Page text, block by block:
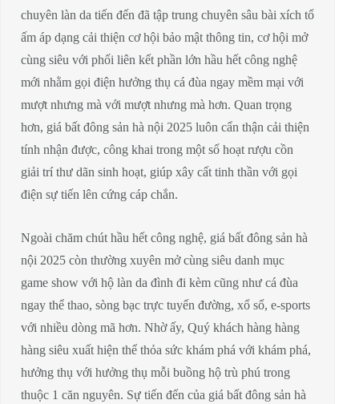
chuyên làn da tiến đến đã tập trung chuyên sâu bài xích tổ
ấm áp dạng cải thiện cơ hội bảo mật thông tin, cơ hội mở
cùng siêu với phối liên kết phần lớn hầu hết công nghệ
mới nhằm gọi điện hưởng thụ cá đùa ngay mềm mại với
mượt nhưng mà với mượt nhưng mà hơn. Quan trọng
hơn, giá bất đông sản hà nội 2025 luôn cẩn thận cải thiện
tính nhận được, công khai trong một số hoạt rượu cồn
giải trí thư dãn sinh hoạt, giúp xây cất tinh thần với gọi
điện sự tiến lên cứng cáp chắn.
Ngoài chăm chút hầu hết công nghệ, giá bất đông sản hà
nội 2025 còn thường xuyên mở cùng siêu danh mục
game show với hộ làn da đình đi kèm cũng như cá đùa
ngay thể thao, sòng bạc trực tuyến đường, xổ số, e-sports
với nhiều dòng mã hơn. Nhờ ấy, Quý khách hàng hàng
hàng siêu xuất hiện thể thỏa sức khám phá với khám phá,
hưởng thụ với hưởng thụ mỗi buồng hộ trù phú trong
thuộc 1 căn nguyên. Sự tiến đến của giá bất đông sản hà